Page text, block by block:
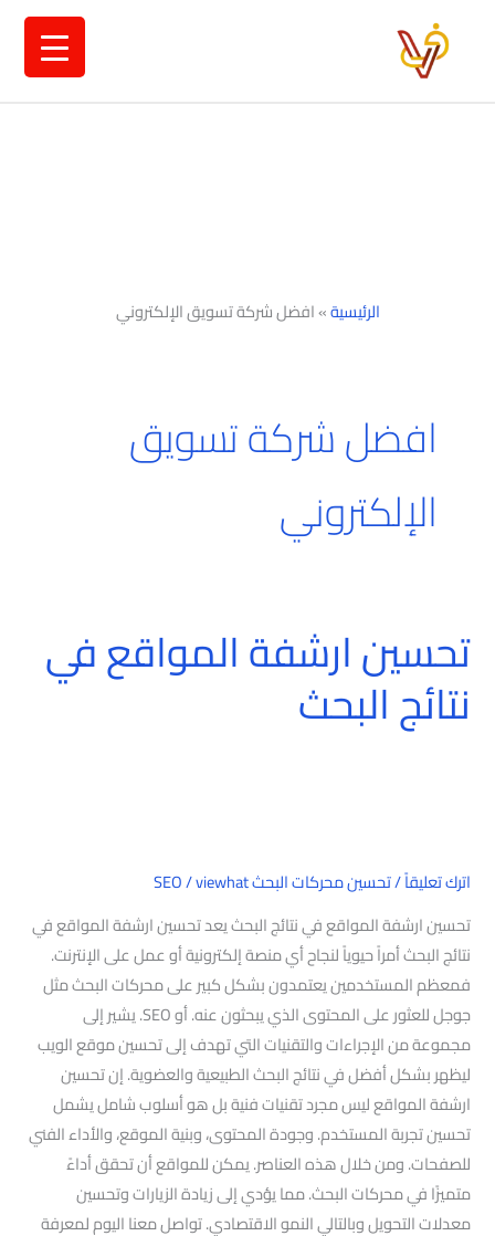
الرئيسية»افضل شركة تسويق الإلكتروني
افضل شركة تسويق
الإلكتروني
تحسين ارشفة المواقع في
نتائج البحث
اترك تعليقاً/تحسين محركات البحث SEO /viewhat
تحسين ارشفة المواقع في نتائج البحث يعد تحسين ارشفة المواقع في
نتائج البحث أمراً حيوياً لنجاح أي منصة إلكترونية أو عمل على الإنترنت.
فمعظم المستخدمين يعتمدون بشكل كبير على محركات البحث مثل
جوجل للعثور على المحتوى الذي يبحثون عنه. أو SEO. يشير إلى
مجموعة من الإجراءات والتقنيات التي تهدف إلى تحسين موقع الويب
ليظهر بشكل أفضل في نتائج البحث الطبيعية والعضوية. إن تحسين
ارشفة المواقع ليس مجرد تقنيات فنية بل هو أسلوب شامل يشمل
تحسين تجربة المستخدم. وجودة المحتوى، وبنية الموقع، والأداء الفني
للصفحات. ومن خلال هذه العناصر. يمكن للمواقع أن تحقق أداءً
متميزًا في محركات البحث. مما يؤدي إلى زيادة الزيارات وتحسين
معدلات التحويل وبالتالي النمو الاقتصادي. تواصل معنا اليوم لمعرفة
تحسين
ارشفة
المواقع
في